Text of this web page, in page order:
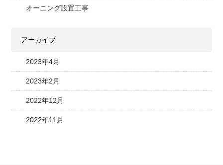
オーニング設置工事
アーカイブ
2023年4月
2023年2月
2022年12月
2022年11月